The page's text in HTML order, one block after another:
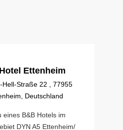
Ettenheim
Hell-Straße 22 , 77955
Deutschland
eines B&B Hotels im
DYN A5 Ettenheim/